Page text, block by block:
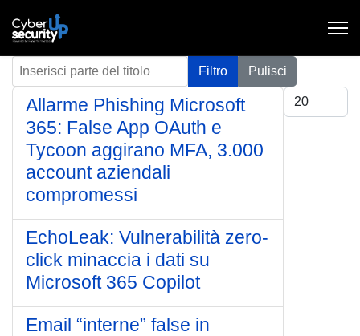
Inserisci parte del titolo Filtro
Pulisci
Visualizza #
Allarme Phishing Microsoft
365: False App OAuth e
Tycoon aggirano MFA, 3.000
account aziendali
compromessi
EchoLeak: Vulnerabilità zero-
click minaccia i dati su
Microsoft 365 Copilot
Email “interne” false in